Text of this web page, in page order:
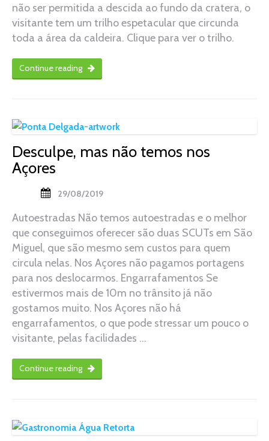
não ser permitida a descida ao fundo da cratera, o
visitante tem um trilho espetacular que circunda
toda a área da caldeira. Clique para ver o trilho.
Continue reading
Desculpe, mas não temos nos
Açores
29/08/2019
Autoestradas Não temos autoestradas e o melhor
que conseguimos oferecer são duas SCUTs em São
Miguel, que são mesmo sem custos para quem
circula nelas. Nos Açores não pagamos portagens
para nos deslocarmos. Engarrafamentos Se
estivermos mais de 10m no trânsito já não
gostamos muito. Nos Açores não há
engarrafamentos, o que pode stressar um pouco o
visitante, pelas facilidades …
Continue reading